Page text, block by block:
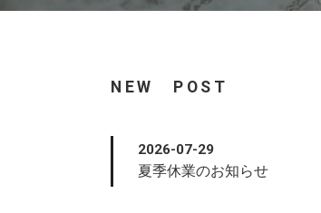
NEW POST
2026-07-29
夏季休業のお知らせ